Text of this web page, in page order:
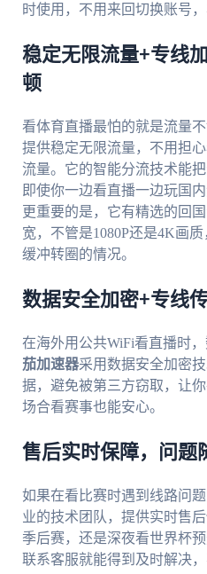
时使用，不用来回切换账号，
稳定无限流量+专线
顿
看体育直播最怕的就是流量不
提供稳定无限流量，不用担
流量。它的智能分流技术能
即使你一边看直播一边玩国
更重要的是，它有精选的回
宽，不管是1080P还是4K画
缓冲转圈的情况。
数据安全加密+专线
在海外用公共WiFi看直播时，
茄加速器采用数据安全加密
据，避免被第三方窃取，让
场合看赛事也能安心。
售后实时保障，问题
如果在看比赛时遇到线路问题
业的技术团队，提供实时售
季后赛，还是深夜看世界杯
联系客服就能得到及时解决